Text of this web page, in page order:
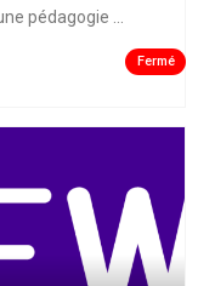
pédagogie ...
Fermé